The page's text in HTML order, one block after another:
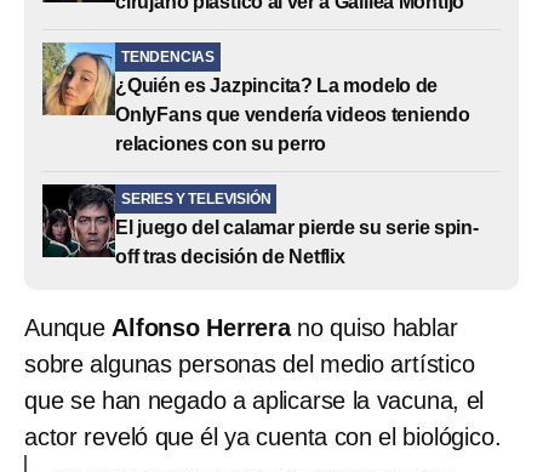
TENDENCIAS
¿Quién es Jazpincita? La modelo de
OnlyFans que vendería videos teniendo
relaciones con su perro
SERIES Y TELEVISIÓN
El juego del calamar pierde su serie spin-
off tras decisión de Netflix
Aunque Alfonso Herrera no quiso hablar
sobre algunas personas del medio artístico
que se han negado a aplicarse la vacuna, el
actor reveló que él ya cuenta con el biológico.